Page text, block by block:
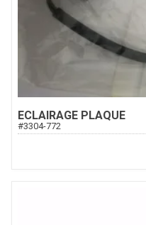
ECLAIRAGE PLAQUE
#3304-772